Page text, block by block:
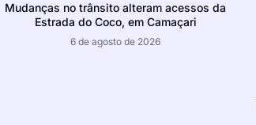
Mudanças no trânsito alteram acessos da
Estrada do Coco, em Camaçari
6 de agosto de 2026